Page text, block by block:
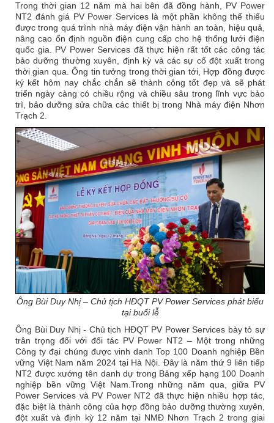
Trong thời gian 12 năm mà hai bên đã đồng hành, PV Power
NT2 đánh giá PV Power Services là một phần không thể thiếu
được trong quá trình nhà máy điện vận hành an toàn, hiệu quả,
nâng cao ổn định nguồn điện cung cấp cho hệ thống lưới điện
quốc gia. PV Power Services đã thực hiện rất tốt các công tác
bảo dưỡng thường xuyên, định kỳ và các sự cố đột xuất trong
thời gian qua. Ông tin tưởng trong thời gian tới, Hợp đồng được
ký kết hôm nay chắc chắn sẽ thành công tốt đẹp và sẽ phát
triển ngày càng có chiều rộng và chiều sâu trong lĩnh vực bảo
trì, bảo dưỡng sửa chữa các thiết bị trong Nhà máy điện Nhơn
Trạch 2.
Ông Bùi Duy Nhị – Chủ tịch HĐQT PV Power Services phát biểu
tại buổi lễ
Ông Bùi Duy Nhị - Chủ tịch HĐQT PV Power Services bày tỏ sự
trân trọng đối với đối tác PV Power NT2 – Một trong những
Công ty đại chúng được vinh danh Top 100 Doanh nghiệp Bền
vững Việt Nam năm 2024 tại Hà Nội. Đây là năm thứ 9 liên tiếp
NT2 được xướng tên danh dự trong Bảng xếp hạng 100 Doanh
nghiệp bền vững Việt Nam.Trong những năm qua, giữa PV
Power Services và PV Power NT2 đã thực hiện nhiều hợp tác,
đặc biệt là thành công của hợp đồng bảo dưỡng thường xuyên,
đột xuất và định kỳ 12 năm tại NMĐ Nhơn Trạch 2 trong giai